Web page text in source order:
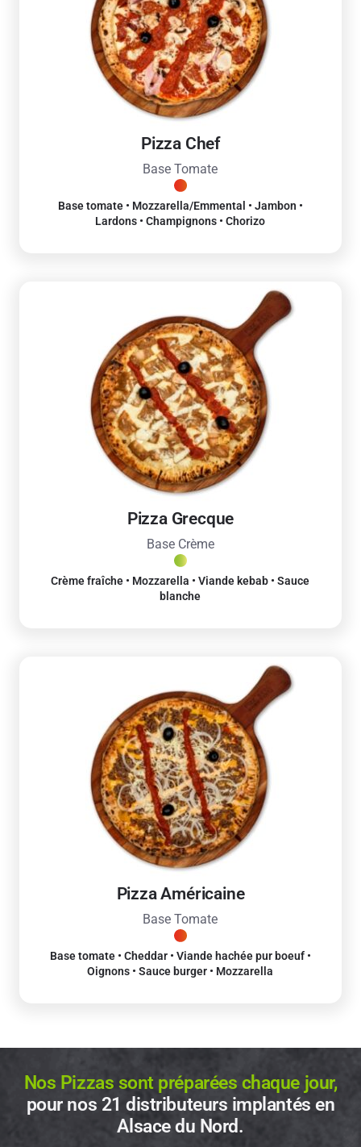
Pizza Chef
Base Tomate
Base tomate • Mozzarella/Emmental • Jambon •
Lardons • Champignons • Chorizo
Pizza Grecque
Base Crème
Crème fraîche • Mozzarella • Viande kebab • Sauce
blanche
Pizza Américaine
Base Tomate
Base tomate • Cheddar • Viande hachée pur boeuf •
Oignons • Sauce burger • Mozzarella
Nos Pizzas sont préparées chaque jour,
pour nos 21 distributeurs implantés en
Alsace du Nord.